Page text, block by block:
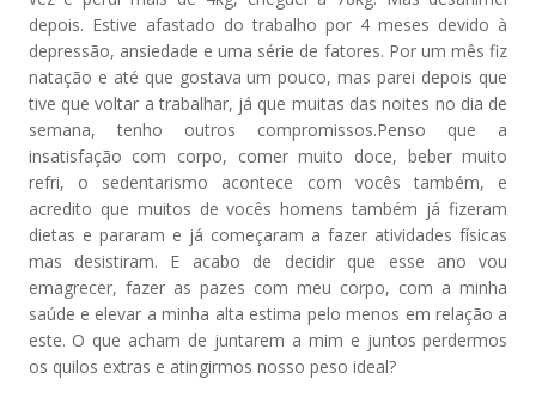
depois. Estive afastado do trabalho por 4 meses devido à
depressão, ansiedade e uma série de fatores. Por um mês fiz
natação e até que gostava um pouco, mas parei depois que
tive que voltar a trabalhar, já que muitas das noites no dia de
semana, tenho outros compromissos.Penso que a
insatisfação com corpo, comer muito doce, beber muito
refri, o sedentarismo acontece com vocês também, e
acredito que muitos de vocês homens também já fizeram
dietas e pararam e já começaram a fazer atividades físicas
mas desistiram. E acabo de decidir que esse ano vou
emagrecer, fazer as pazes com meu corpo, com a minha
saúde e elevar a minha alta estima pelo menos em relação a
este. O que acham de juntarem a mim e juntos perdermos
os quilos extras e atingirmos nosso peso ideal?